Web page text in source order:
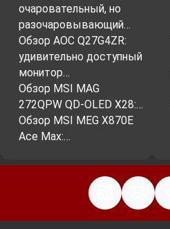
очаровательный, но
разочаровывающий…
Обзор AOC Q27G4ZR:
удивительно доступный
монитор…
Обзор MSI MAG
272QPW QD-OLED X28:…
Обзор MSI MEG X870E
Ace Max:…